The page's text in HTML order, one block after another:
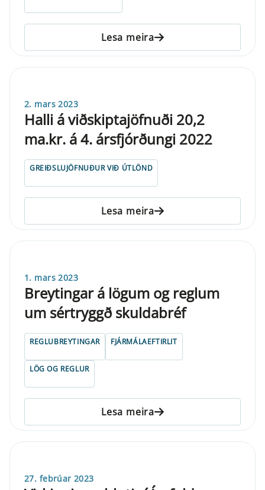
Lesa meira
2. mars 2023
Halli á viðskiptajöfnuði 20,2
ma.kr. á 4. ársfjórðungi 2022
GREIÐSLUJÖFNUÐUR VIÐ ÚTLÖND
Lesa meira
1. mars 2023
Breytingar á lögum og reglum
um sértryggð skuldabréf
REGLUBREYTINGAR FJÁRMÁLAEFTIRLIT
LÖG OG REGLUR
Lesa meira
27. febrúar 2023